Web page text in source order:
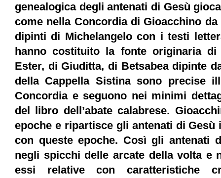
genealogica degli antenati di Gesù
come nella Concordia di Gioacchino
dipinti di Michelangelo con i testi
hanno costituito la fonte originaria
Ester, di Giuditta, di Betsabea dipinte
della Cappella Sistina sono precise
Concordia e seguono nei minimi
del libro dell’abate calabrese.
epoche e ripartisce gli antenati di Gesù
con queste epoche. Così gli antenati
negli spicchi delle arcate della volta e
essi relative con caratteristiche